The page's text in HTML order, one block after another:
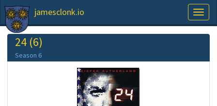
jamesclonk.io
24 (6)
Season 6